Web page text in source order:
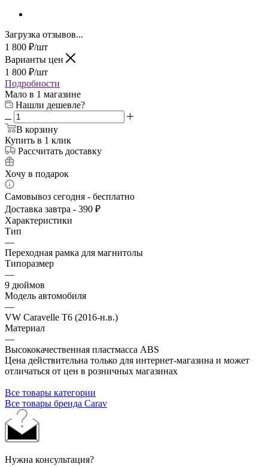
Загрузка отзывов...
1 800 ₽/шт
Варианты цен
1 800 ₽/шт
Подробности
Мало в 1 магазине
Нашли дешевле?
В корзину
Купить в 1 клик
Рассчитать доставку
Хочу в подарок
Самовывоз сегодня - бесплатно
Доставка завтра - 390 ₽
Характеристики
Тип
—
Переходная рамка для магнитолы
Типоразмер
—
9 дюймов
Модель автомобиля
—
VW Caravelle T6 (2016-н.в.)
Материал
—
Высококачественная пластмасса ABS
Цена действительна только для интернет-магазина и может
отличаться от цен в розничных магазинах
Все товары категории
Все товары бренда Carav
Нужна консультация?